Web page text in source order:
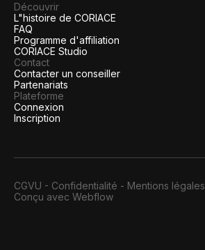
Découvrir
L"histoire de CORIACE
FAQ
Programme d'affiliation
CORIACE Studio
Contact
Contacter un conseiller
Partenariats
Plateforme
Connexion
Inscription
CGVU - Confidentialité - Mentions légales
Conçu avec Webflow